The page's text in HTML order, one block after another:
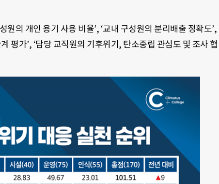
원의 개인 용기 사용 비율’, ‘교내 구성원의 분리배출 정확도’,
평가’, ‘담당 교직원의 기후위기, 탄소중립 관심도 및 조사 협